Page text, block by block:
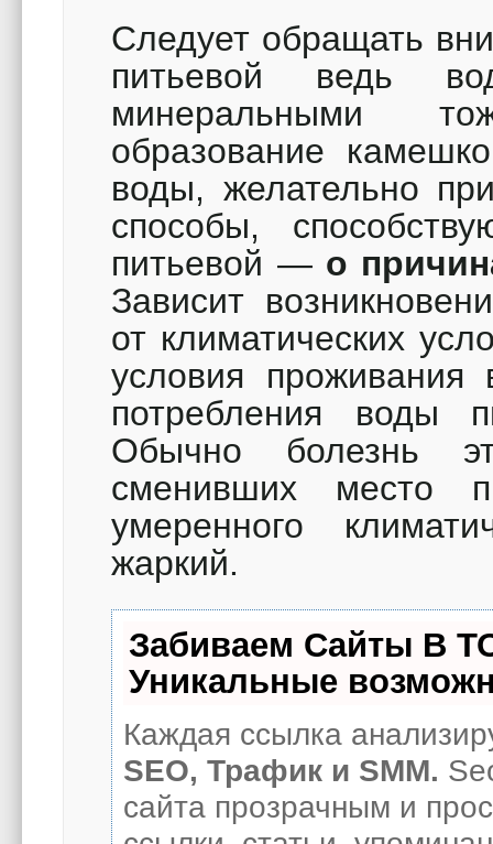
Следует обращать
питьевой ведь
минеральными
образование
воды, желательно
способы,
питьевой — о
Зависит
от климатических
условия
потребления воды
Обычно болезнь
сменивших место
умеренного
жаркий.
Забиваем Сайты В
Уникальные
Каждая ссылка
SEO, Трафик и SMM.
сайта прозрачным и